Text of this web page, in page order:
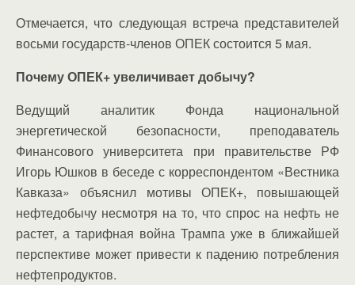
Отмечается, что следующая встреча представителей
восьми государств-членов ОПЕК состоится 5 мая.
Почему ОПЕК+ увеличивает добычу?
Ведущий аналитик Фонда национальной
энергетической безопасности, преподаватель
Финансового университета при правительстве РФ
Игорь Юшков в беседе с корреспондентом «Вестника
Кавказа» объяснил мотивы ОПЕК+, повышающей
нефтедобычу несмотря на то, что спрос на нефть не
растет, а тарифная война Трампа уже в ближайшей
перспективе может привести к падению потребления
нефтепродуктов.